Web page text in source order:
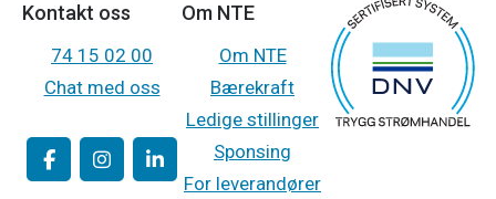
Kontakt oss
74 15 02 00
Chat med oss
Om NTE
Om NTE
Bærekraft
Ledige stillinger
Sponsing
For leverandører